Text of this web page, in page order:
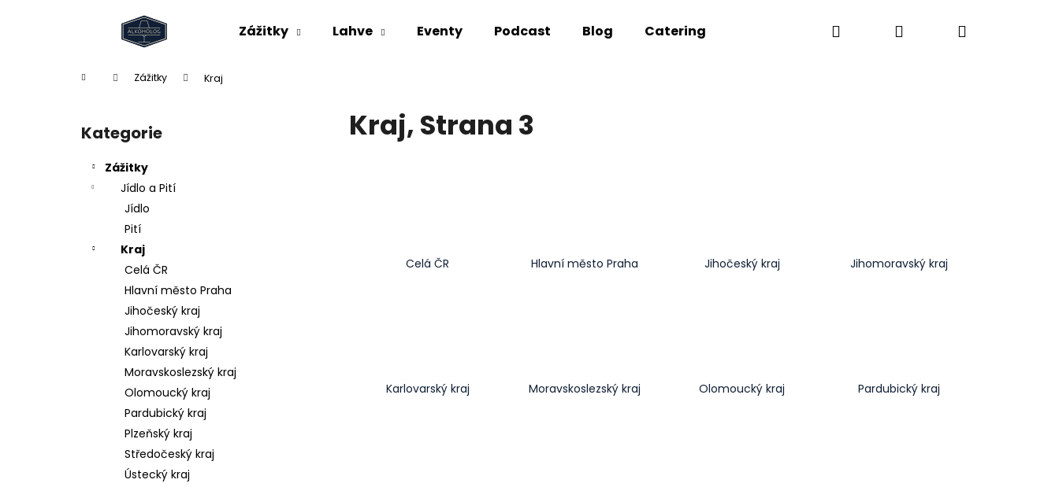
Zážitky Lahve Eventy Podcast Blog Catering KontaktHledat PřihlášeníNákupní
Domů Zážitky Kraj
Přeskočit
kategorie
Kategorie
Zážitky
Jídlo a Pití
Jídlo
Pití
Kraj
Celá ČR
Hlavní město Praha
Jihočeský kraj
Jihomoravský kraj
Karlovarský kraj
Moravskoslezský kraj
Olomoucký kraj
Pardubický kraj
Plzeňský kraj
Středočeský kraj
Ústecký kraj
Kraj, Strana 3
Celá ČR Hlavní město Praha Jihočeský kraj Jihomoravský kraj
Karlovarský kraj Moravskoslezský kraj Olomoucký kraj Pardubický kraj